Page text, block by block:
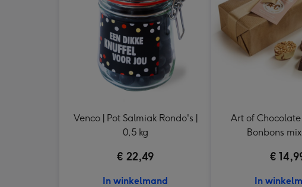
Venco | Pot Salmiak Rondo's |
0,5 kg
€ 22,49
In winkelmand
Art of Chocolate |
Bonbons
€
In